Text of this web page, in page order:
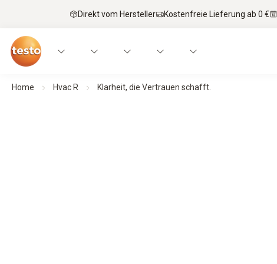
Direkt vom Hersteller Kostenfreie Lieferung ab 0 €
Home Hvac R Klarheit, die Vertrauen schafft.